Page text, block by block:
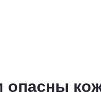
опасны